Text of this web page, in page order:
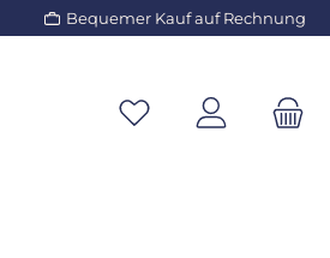
Bequemer Kauf auf Rechnung